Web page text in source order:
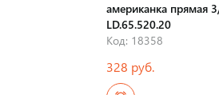
американка прямая
LD.65.520.20
Код: 18358
328 руб.